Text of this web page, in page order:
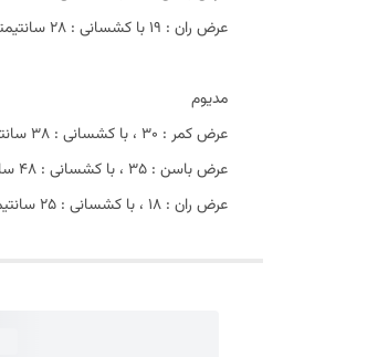
عرض ران : ۱۹ با کشسانی : ۲۸ سانتیمتر
مدیوم
عرض کمر : ۳۰ ، با کشسانی : ۳۸ سانتیمتر
عرض باسن : ۳۵ ، با کشسانی : ۴۸ سانتیمتر
عرض ران : ۱۸ ، با کشسانی : ۲۵ سانتیمتر